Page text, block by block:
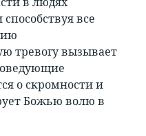
все
тревогу вызывает
о скромности и
Божью волю в